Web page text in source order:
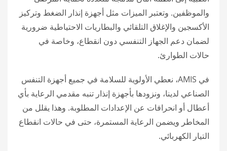
والموظفين. وتعتبر الميزات مثل أجهزة إنذار الضغط وتركيز
الأكسجين والإغلاق التلقائي والبطاريات الاحتياطية ضرورية
لضمان دعم الجهاز التنفسي دون انقطاع، وخاصة في
حالات الطوارئ.
في AMIS، نعطي الأولوية للسلامة في جميع أجهزة التنفس
الصناعي لدينا، ونزودها بأجهزة إنذار تنبه مقدمي الرعاية بأي
أعطال أو انحرافات عن الإعدادات المطلوبة. وهذا يقلل من
المخاطر ويضمن الرعاية المستمرة، حتى في حالات انقطاع
التيار الكهربائي.